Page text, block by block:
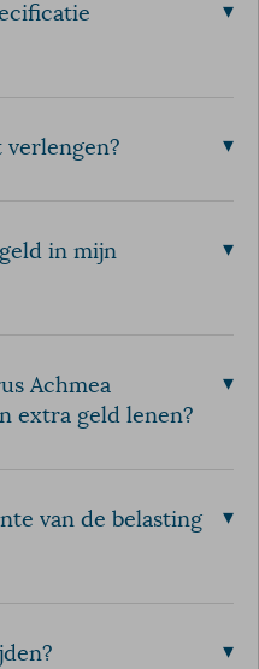
▾
verlengen? ▾
in mijn
▾
Achmea
extra geld lenen?
▾
van de belasting
▾
▾